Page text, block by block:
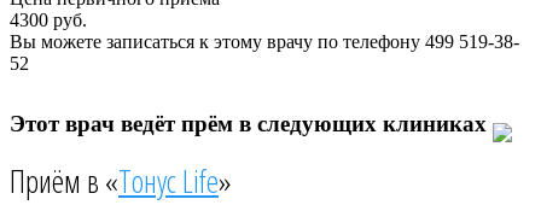
4300 руб.
Вы можете записаться к этому врачу по телефону 499 519-38-
52
Этот врач ведёт прём в следующих клиниках
Приём в «Тонус Life»